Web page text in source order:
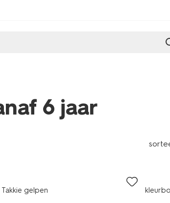
6 jaar
Takkie gelpen